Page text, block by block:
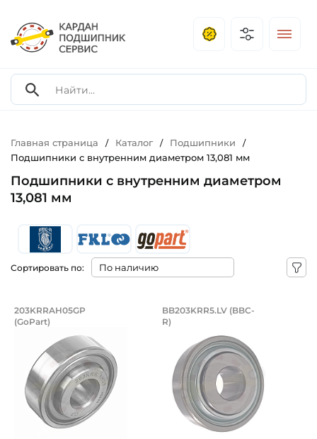
Главная страница / Каталог / Подшипники /
Подшипники с внутренним диаметром 13,081 мм
Подшипники с внутренним диаметром
13,081 мм
Сортировать по:
Подшипник 13,081х40х18,29/12 мм,
Подшипник 203KRRAH05GP (GoPart), шариковый c
203KRRAH05GP
(GoPart)
Подшипник
Подшипник BB203KRR5.LV
BB203KRR5.LV (BBC-
R)